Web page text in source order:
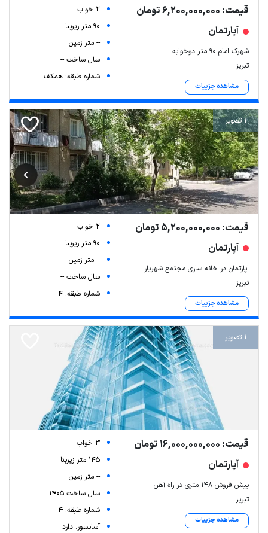
قیمت: 6,200,000,000 تومان
آپارتمان
شهرک امام ۹۰ متر دوخوابه
تبریز
مشاهده جزییات
2 خواب
90 متر زیربنا
-- متر زمین
سال ساخت --
شماره طبقه: همکف
1 تصویر
قیمت: 5,200,000,000 تومان
آپارتمان
اپارتمان در خانه سازی مجتمع شهریار
تبریز
مشاهده جزییات
2 خواب
90 متر زیربنا
-- متر زمین
سال ساخت --
شماره طبقه: 4
1 تصویر
قیمت: 16,000,000,000 تومان
آپارتمان
پیش فروش 148 متری در راه آهن
تبریز
مشاهده جزییات
3 خواب
145 متر زیربنا
-- متر زمین
سال ساخت 1405
شماره طبقه: 4
آسانسور: دارد